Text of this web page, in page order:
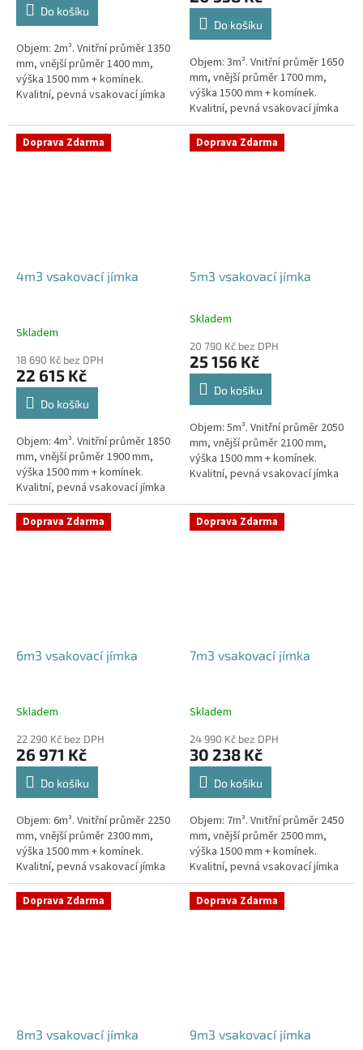
4,8
hvězdiček.
Do košíku
Objem: 2m³. Vnitřní průměr 1350
mm, vnější průměr 1400 mm,
výška 1500 mm + komínek.
Kvalitní, pevná vsakovací jímka
obetonování Průměr přítoku a
odtoku +...
Do košíku
Objem: 3m³. Vnitřní průměr 1650
mm, vnější průměr 1700 mm,
výška 1500 mm + komínek.
Kvalitní, pevná vsakovací jímka
(nádrž) bez potřeby
obetonování Průměr přítoku a
odtoku +...
Doprava Zdarma
4m3 vsakovací jímka
Skladem
18 690 Kč bez DPH
22 615 Kč
Do košíku
Objem: 4m³. Vnitřní průměr 1850
mm, vnější průměr 1900 mm,
výška 1500 mm + komínek.
Kvalitní, pevná vsakovací jímka
(nádrž) bez potřeby
obetonování Průměr přítoku a
odtoku +...
Doprava Zdarma
5m3 vsakovací jímka
Průměrné
produktu
je
5,0
hvězdiček.
Skladem
20 790 Kč bez DPH
25 156 Kč
Do košíku
Objem: 5m³. Vnitřní průměr 2050
mm, vnější průměr 2100 mm,
výška 1500 mm + komínek.
Kvalitní, pevná vsakovací jímka
obetonování Průměr přítoku a
odtoku +...
Doprava Zdarma
6m3 vsakovací jímka
Skladem
22 290 Kč bez DPH
26 971 Kč
Do košíku
Objem: 6m³. Vnitřní průměr 2250
mm, vnější průměr 2300 mm,
výška 1500 mm + komínek.
Kvalitní, pevná vsakovací jímka
(nádrž) bez potřeby
obetonování Průměr přítoku a
odtoku +...
Doprava Zdarma
7m3 vsakovací jímka
Skladem
24 990 Kč bez DPH
30 238 Kč
Do košíku
Objem: 7m³. Vnitřní průměr 2450
mm, vnější průměr 2500 mm,
výška 1500 mm + komínek.
Kvalitní, pevná vsakovací jímka
(nádrž) bez potřeby
obetonování Průměr přítoku a
odtoku +...
Doprava Zdarma
8m3 vsakovací jímka
Doprava Zdarma
9m3 vsakovací jímka